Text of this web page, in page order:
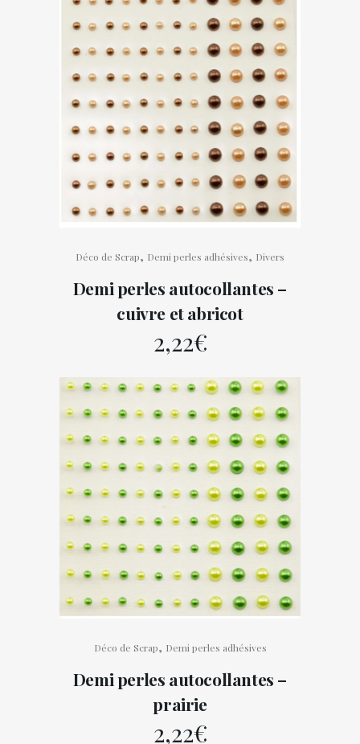
Déco de Scrap, Demi perles adhésives, Divers
Demi perles autocollantes –
cuivre et abricot
2,22€
Déco de Scrap, Demi perles adhésives
Demi perles autocollantes –
prairie
2,22€